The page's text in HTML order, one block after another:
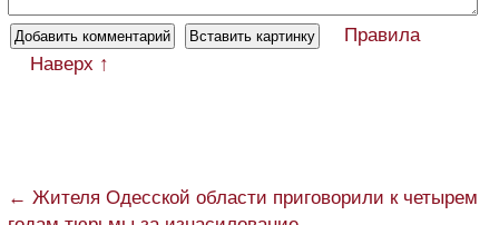
Правила
Наверх ↑
← Жителя Одесской области приговорили к четырем